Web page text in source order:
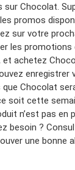
Chocolat.
promos
sur votre
les promotions
achetez
enregistrer
Chocolat
soit cette
n’est pas en
besoin ?
une bonne